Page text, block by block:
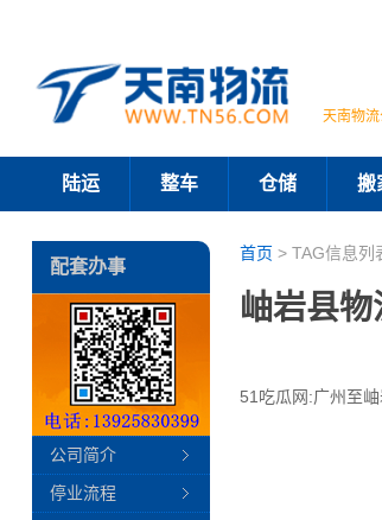
天南物
陆运 整车 仓储 搬
首页 > TAG信息列
岫岩县
51吃瓜网:广州至
配套办事
公司简介
停业流程